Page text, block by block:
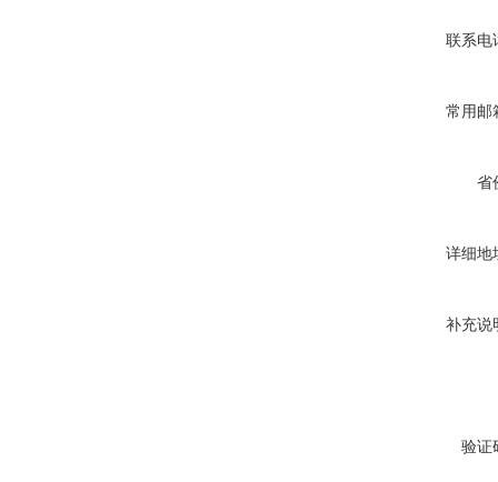
联系电
常用邮
省
详细地
补充说
验证